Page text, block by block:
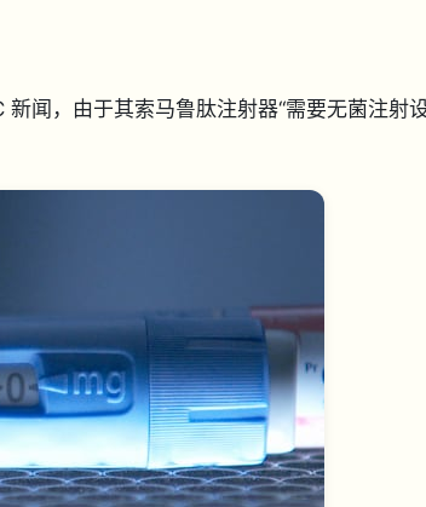
闻，由于其索马鲁肽注射器“需要无菌注射